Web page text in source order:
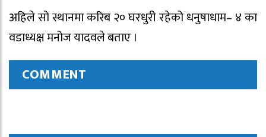
अहिले सो स्थानमा करिब २० घरधुरी रहेको धनुषाधाम– ४ का
वडाध्यक्ष मनोज यादवले बताए ।
COMMENT